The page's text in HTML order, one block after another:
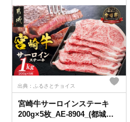
出典：ふるさとチョイス
宮崎牛サーロインステーキ
200g×5枚_AE-8904_(都城市)